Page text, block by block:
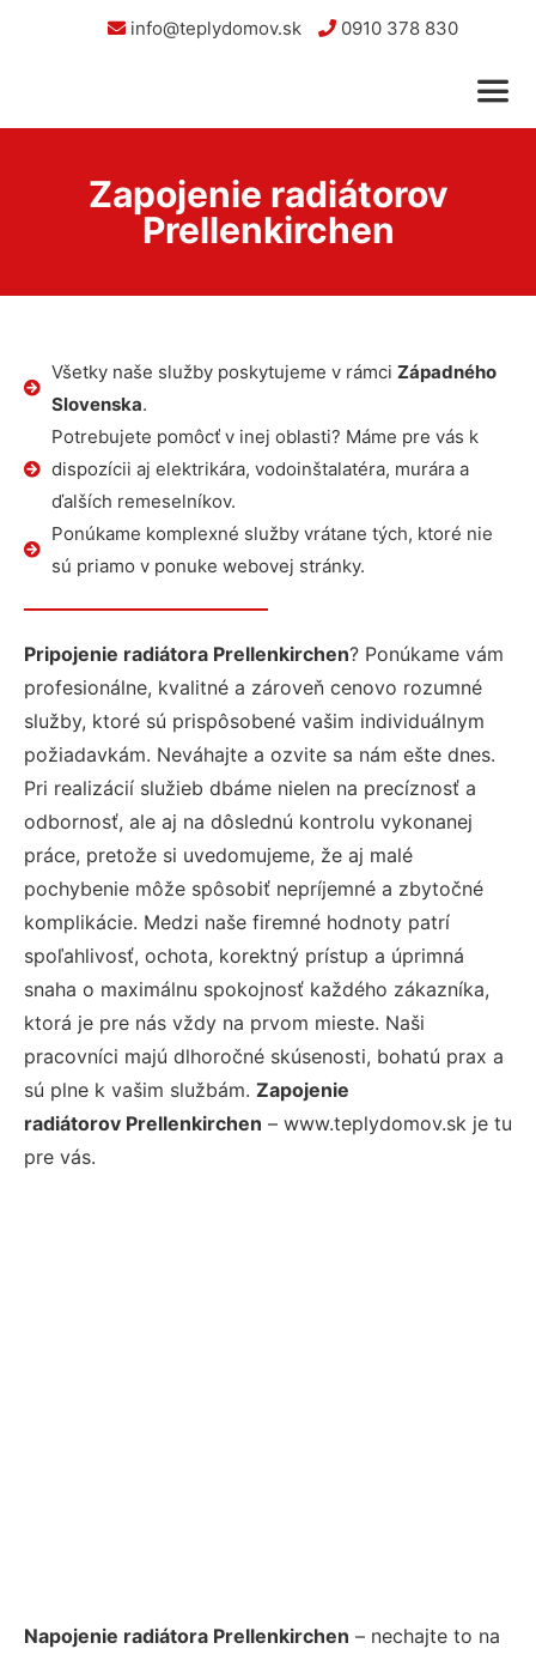
info@teplydomov.sk 0910 378 830
Zapojenie radiátorov
Prellenkirchen
Všetky naše služby poskytujeme v rámci Západného
Slovenska.
Potrebujete pomôcť v inej oblasti? Máme pre vás k
dispozícii aj elektrikára, vodoinštalatéra, murára a
ďalších remeselníkov.
Ponúkame komplexné služby vrátane tých, ktoré nie
sú priamo v ponuke webovej stránky.
Pripojenie radiátora Prellenkirchen? Ponúkame vám
profesionálne, kvalitné a zároveň cenovo rozumné
služby, ktoré sú prispôsobené vašim individuálnym
požiadavkám. Neváhajte a ozvite sa nám ešte dnes.
Pri realizácií služieb dbáme nielen na precíznosť a
odbornosť, ale aj na dôslednú kontrolu vykonanej
práce, pretože si uvedomujeme, že aj malé
pochybenie môže spôsobiť nepríjemné a zbytočné
komplikácie. Medzi naše firemné hodnoty patrí
spoľahlivosť, ochota, korektný prístup a úprimná
snaha o maximálnu spokojnosť každého zákazníka,
ktorá je pre nás vždy na prvom mieste. Naši
pracovníci majú dlhoročné skúsenosti, bohatú prax a
sú plne k vašim službám. Zapojenie
radiátorov Prellenkirchen – www.teplydomov.sk je tu
pre vás.
Napojenie radiátora Prellenkirchen – nechajte to na